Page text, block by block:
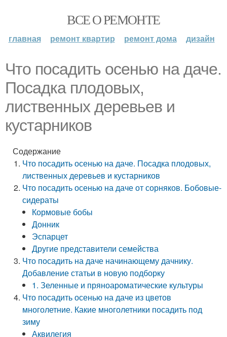
ВСЕ О РЕМОНТЕ
главная ремонт квартир ремонт дома дизайн
Что посадить осенью на даче.
Посадка плодовых,
лиственных деревьев и
кустарников
Содержание
Что посадить осенью на даче. Посадка плодовых,
лиственных деревьев и кустарников
Что посадить осенью на даче от сорняков. Бобовые-
сидераты
Кормовые бобы
Донник
Эспарцет
Другие представители семейства
Что посадить на даче начинающему дачнику.
Добавление статьи в новую подборку
1. Зеленные и пряноароматические культуры
Что посадить осенью на даче из цветов
многолетние. Какие многолетники посадить под
зиму
Аквилегия